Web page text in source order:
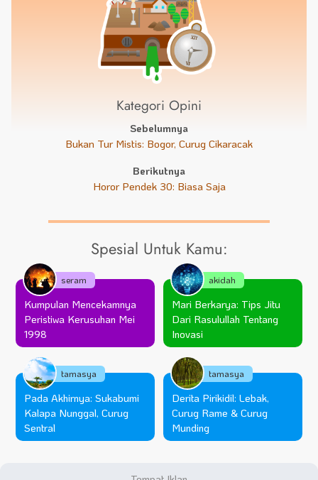
Kategori Opini
Sebelumnya
Bukan Tur Mistis: Bogor, Curug Cikaracak
Berikutnya
Horor Pendek 30: Biasa Saja
Spesial Untuk Kamu:
Kumpulan Mencekamnya
Peristiwa Kerusuhan Mei
1998
seram
Mari Berkarya: Tips Jitu
Dari Rasulullah Tentang
Inovasi
akidah
Pada Akhirnya: Sukabumi
Kalapa Nunggal, Curug
Sentral
tamasya
Derita Pirikidil: Lebak,
Curug Rame & Curug
Munding
tamasya